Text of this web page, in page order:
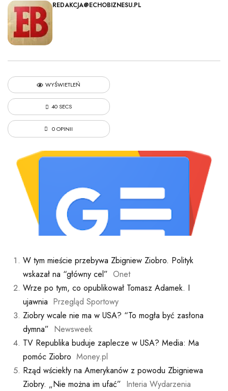
REDAKCJA@ECHOBIZNESU.PL
WYŚWIETLEŃ
40 SECS
0 OPINII
W tym mieście przebywa Zbigniew Ziobro. Polityk
wskazał na “główny cel” Onet
Wrze po tym, co opublikował Tomasz Adamek. I
ujawnia Przegląd Sportowy
Ziobry wcale nie ma w USA? “To mogła być zasłona
dymna” Newsweek
TV Republika buduje zaplecze w USA? Media: Ma
pomóc Ziobro Money.pl
Rząd wściekły na Amerykanów z powodu Zbigniewa
Ziobry. „Nie można im ufać” Interia Wydarzenia